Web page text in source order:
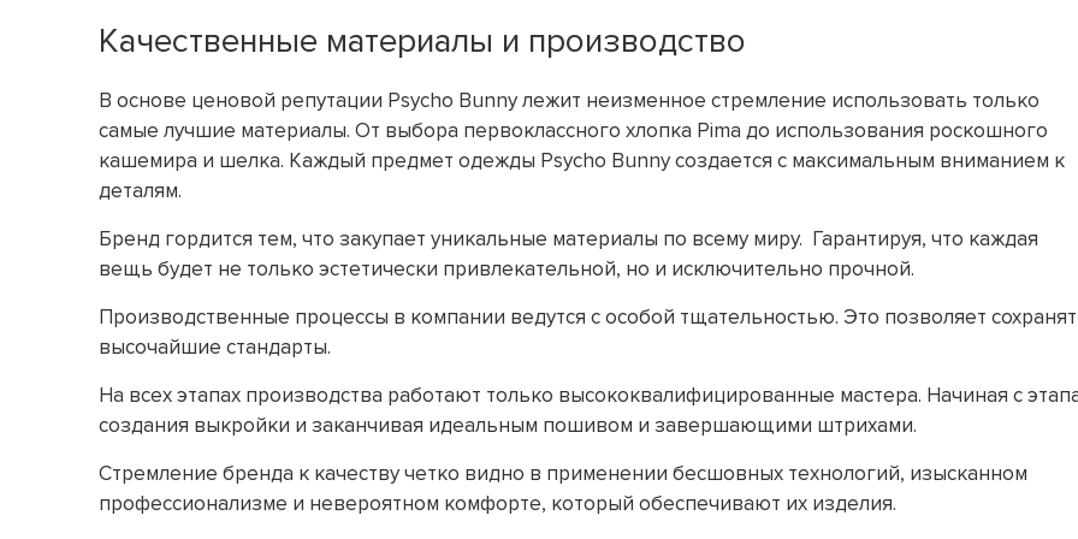
Качественные материалы и производство
В основе ценовой репутации Psycho Bunny лежит неизменное стремление использовать только
самые лучшие материалы. От выбора первоклассного хлопка Pima до использования роскошного
кашемира и шелка. Каждый предмет одежды Psycho Bunny создается с максимальным вниманием к
деталям.
Бренд гордится тем, что закупает уникальные материалы по всему миру. Гарантируя, что каждая
вещь будет не только эстетически привлекательной, но и исключительно прочной.
Производственные процессы в компании ведутся с особой тщательностью. Это позволяет
высочайшие стандарты.
На всех этапах производства работают только высококвалифицированные мастера. Начиная с
создания выкройки и заканчивая идеальным пошивом и завершающими штрихами.
Стремление бренда к качеству четко видно в применении бесшовных технологий, изысканном
профессионализме и невероятном комфорте, который обеспечивают их изделия.